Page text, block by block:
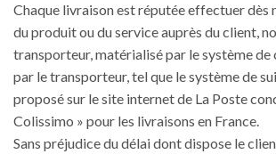
Chaque livraison est réputée effectuer dès
du produit ou du service auprès du client,
transporteur, matérialisé par le système
par le transporteur, tel que le système de
proposé sur le site internet de La Poste
Colissimo » pour les livraisons en France.
Sans préjudice du délai dont dispose le